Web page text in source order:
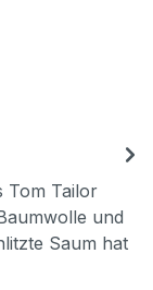
Tom Tailor
und
Saum hat